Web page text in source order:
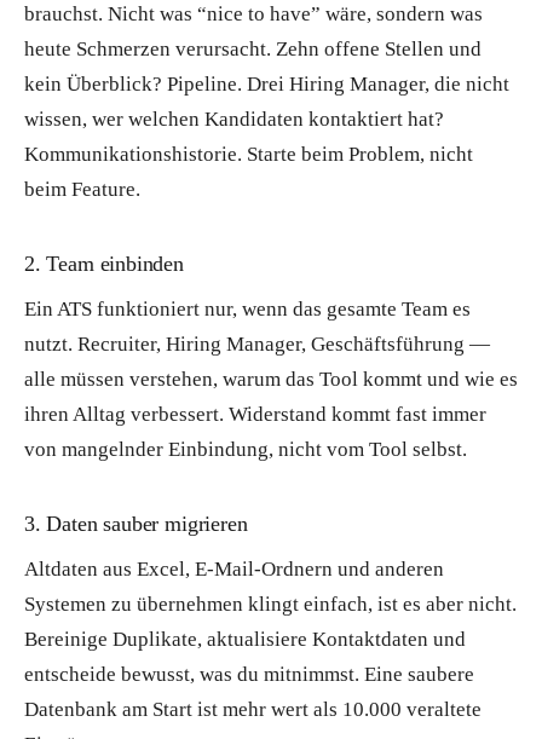
brauchst. Nicht was “nice to have” wäre, sondern was
heute Schmerzen verursacht. Zehn offene Stellen und
kein Überblick? Pipeline. Drei Hiring Manager, die nicht
wissen, wer welchen Kandidaten kontaktiert hat?
Kommunikationshistorie. Starte beim Problem, nicht
beim Feature.
2. Team einbinden
Ein ATS funktioniert nur, wenn das gesamte Team es
nutzt. Recruiter, Hiring Manager, Geschäftsführung —
alle müssen verstehen, warum das Tool kommt und wie es
ihren Alltag verbessert. Widerstand kommt fast immer
von mangelnder Einbindung, nicht vom Tool selbst.
3. Daten sauber migrieren
Altdaten aus Excel, E-Mail-Ordnern und anderen
Systemen zu übernehmen klingt einfach, ist es aber nicht.
Bereinige Duplikate, aktualisiere Kontaktdaten und
entscheide bewusst, was du mitnimmst. Eine saubere
Datenbank am Start ist mehr wert als 10.000 veraltete